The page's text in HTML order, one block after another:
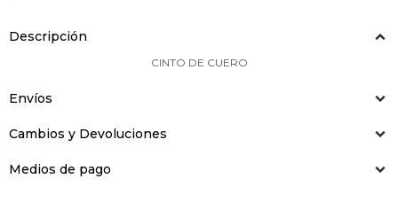
Descripción
CINTO DE CUERO
Envíos
Cambios y Devoluciones
Medios de pago